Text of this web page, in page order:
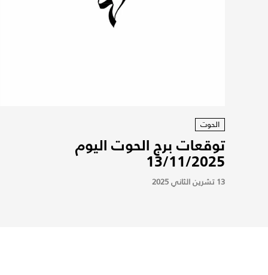
الحوت
توقعات برج الحوت اليوم
13/11/2025
13 تشرين الثاني 2025